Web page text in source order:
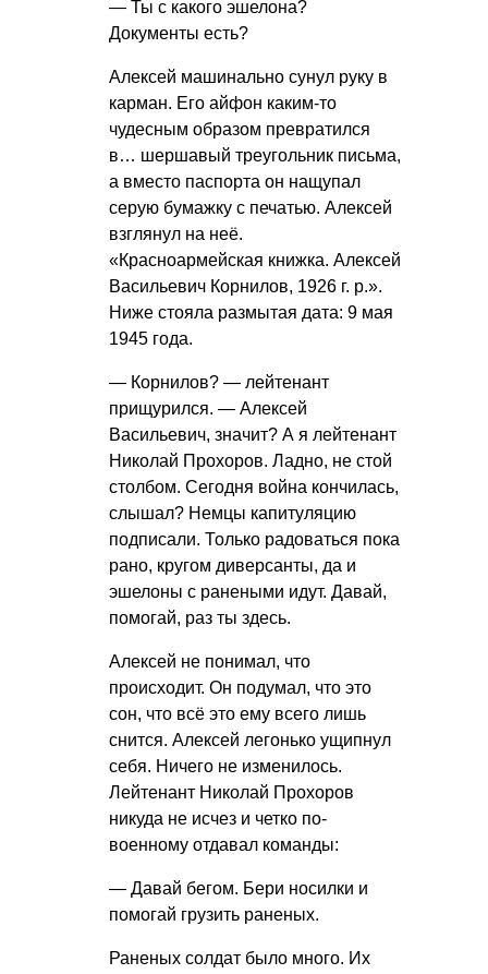
— Ты с какого эшелона?
Документы есть?
Алексей машинально сунул руку в
карман. Его айфон каким-то
чудесным образом превратился
в… шершавый треугольник письма,
а вместо паспорта он нащупал
серую бумажку с печатью. Алексей
взглянул на неё.
«Красноармейская книжка. Алексей
Васильевич Корнилов, 1926 г. р.».
Ниже стояла размытая дата: 9 мая
1945 года.
— Корнилов? — лейтенант
прищурился. — Алексей
Васильевич, значит? А я лейтенант
Николай Прохоров. Ладно, не стой
столбом. Сегодня война кончилась,
слышал? Немцы капитуляцию
подписали. Только радоваться пока
рано, кругом диверсанты, да и
эшелоны с ранеными идут. Давай,
помогай, раз ты здесь.
Алексей не понимал, что
происходит. Он подумал, что это
сон, что всё это ему всего лишь
снится. Алексей легонько ущипнул
себя. Ничего не изменилось.
Лейтенант Николай Прохоров
никуда не исчез и четко по-
военному отдавал команды:
— Давай бегом. Бери носилки и
помогай грузить раненых.
Раненых солдат было много. Их